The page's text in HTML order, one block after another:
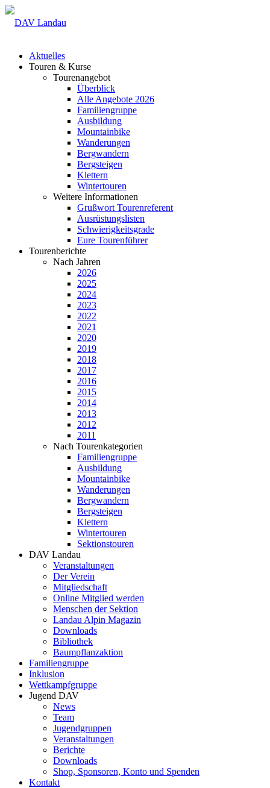
Aktuelles
Touren & Kurse
Tourenangebot
Überblick
Alle Angebote 2026
Familiengruppe
Ausbildung
Mountainbike
Wanderungen
Bergwandern
Bergsteigen
Klettern
Wintertouren
Weitere Informationen
Grußwort Tourenreferent
Ausrüstungslisten
Schwierigkeitsgrade
Eure Tourenführer
Tourenberichte
Nach Jahren
2026
2025
2024
2023
2022
2021
2020
2019
2018
2017
2016
2015
2014
2013
2012
2011
Nach Tourenkategorien
Familiengruppe
Ausbildung
Mountainbike
Wanderungen
Bergwandern
Bergsteigen
Klettern
Wintertouren
Sektionstouren
DAV Landau
Veranstaltungen
Der Verein
Mitgliedschaft
Online Mitglied werden
Menschen der Sektion
Landau Alpin Magazin
Downloads
Bibliothek
Baumpflanzaktion
Familiengruppe
Inklusion
Wettkampfgruppe
Jugend DAV
News
Team
Jugendgruppen
Veranstaltungen
Berichte
Downloads
Shop, Sponsoren, Konto und Spenden
Kontakt